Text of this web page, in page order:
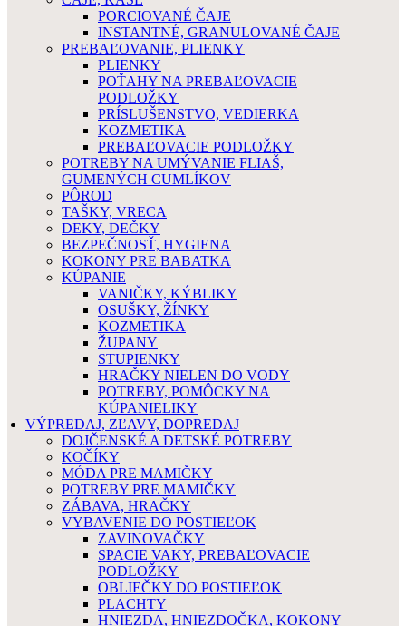
PORCIOVANÉ ČAJE
INSTANTNÉ, GRANULOVANÉ ČAJE
PREBAĽOVANIE, PLIENKY
PLIENKY
POŤAHY NA PREBAĽOVACIE
PODLOŽKY
PRÍSLUŠENSTVO, VEDIERKA
KOZMETIKA
PREBAĽOVACIE PODLOŽKY
POTREBY NA UMÝVANIE FLIAŠ,
GUMENÝCH CUMLÍKOV
PÔROD
TAŠKY, VRECA
DEKY, DEČKY
BEZPEČNOSŤ, HYGIENA
KOKONY PRE BABATKA
KÚPANIE
VANIČKY, KÝBLIKY
OSUŠKY, ŽÍNKY
KOZMETIKA
ŽUPANY
STUPIENKY
HRAČKY NIELEN DO VODY
POTREBY, POMÔCKY NA
KÚPANIELIKY
VÝPREDAJ, ZĽAVY, DOPREDAJ
DOJČENSKÉ A DETSKÉ POTREBY
KOČÍKY
MÓDA PRE MAMIČKY
POTREBY PRE MAMIČKY
ZÁBAVA, HRAČKY
VYBAVENIE DO POSTIEĽOK
ZAVINOVAČKY
SPACIE VAKY, PREBAĽOVACIE
PODLOŽKY
OBLIEČKY DO POSTIEĽOK
PLACHTY
HNIEZDA, HNIEZDOČKA, KOKONY